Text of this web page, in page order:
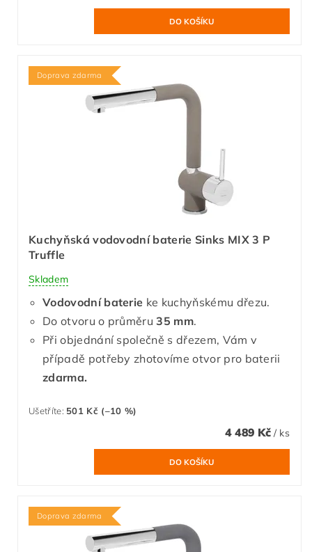
Doprava zdarma
Kuchyňská vodovodní baterie Sinks MIX 3 P
Truffle
Skladem
Vodovodní baterie ke kuchyňskému dřezu.
Do otvoru o průměru35 mm.
Při objednání společně s dřezem, Vám v
případě potřeby zhotovíme otvor pro baterii
zdarma.
Ušetříte: 501 Kč (–10 %)
4 489 Kč / ks
Doprava zdarma